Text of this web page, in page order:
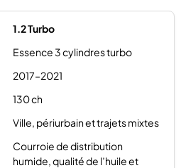
1.2 Turbo
Essence 3 cylindres turbo
2017–2021
130 ch
Ville, périurbain et trajets mixtes
Courroie de distribution
humide, qualité de l’huile et